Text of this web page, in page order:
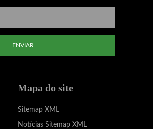
ENVIAR
Mapa do site
Sitemap XML
Notícias Sitemap XML